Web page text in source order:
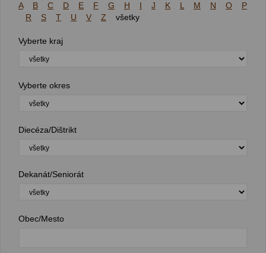
A B C D E F G H I J K L M N O
P
R
S T U V Z všetky
Vyberte kraj
Vyberte okres
Diecéza/Dištrikt
Dekanát/Seniorát
Obec/Mesto